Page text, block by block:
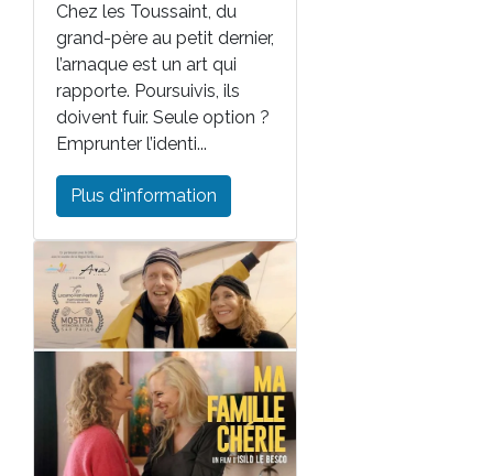
Chez les Toussaint, du
grand-père au petit dernier,
l’arnaque est un art qui
rapporte. Poursuivis, ils
doivent fuir. Seule option ?
Emprunter l’identi...
Plus d'information